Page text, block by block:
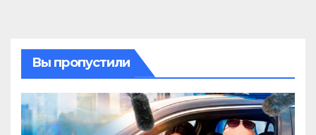
Вы пропустили